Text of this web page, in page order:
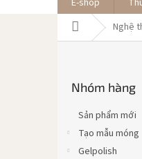
E-shop
Trang
chủ
Nghệ
qua
mục
Nhóm hàng
Sản phẩm mới
Tạo mẫu móng
Gelpolish